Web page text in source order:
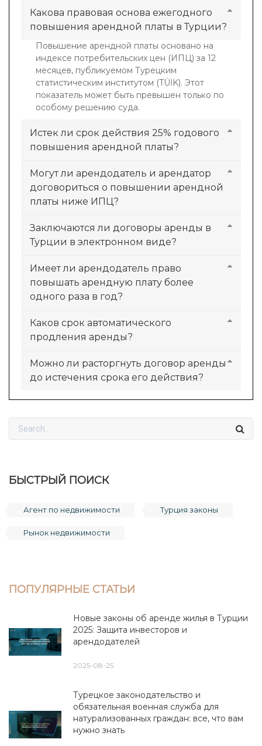
Какова правовая основа ежегодного
повышения арендной платы в Турции?
Повышение арендной платы основано на
индексе потребительских цен (ИПЦ) за 12
месяцев, публикуемом Турецким
статистическим институтом (TÜİK). Этот
показатель может быть превышен только по
особому решению суда.
Истек ли срок действия 25% годового
повышения арендной платы?
Могут ли арендодатель и арендатор
договориться о повышении арендной
платы ниже ИПЦ?
Заключаются ли договоры аренды в
Турции в электронном виде?
Имеет ли арендодатель право
повышать арендную плату более
одного раза в год?
Каков срок автоматического
продления аренды?
Можно ли расторгнуть договор аренды
до истечения срока его действия?
БЫСТРЫЙ ПОИСК
Агент по недвижимости Турция законы
Рынок недвижимости
ПОПУЛЯРНЫЕ СТАТЬИ
Новые законы об аренде жилья в Турции
2025: Защита инвесторов и
арендодателей
2025-08-25
Турецкое законодательство и
обязательная военная служба для
натурализованных граждан: все, что вам
нужно знать